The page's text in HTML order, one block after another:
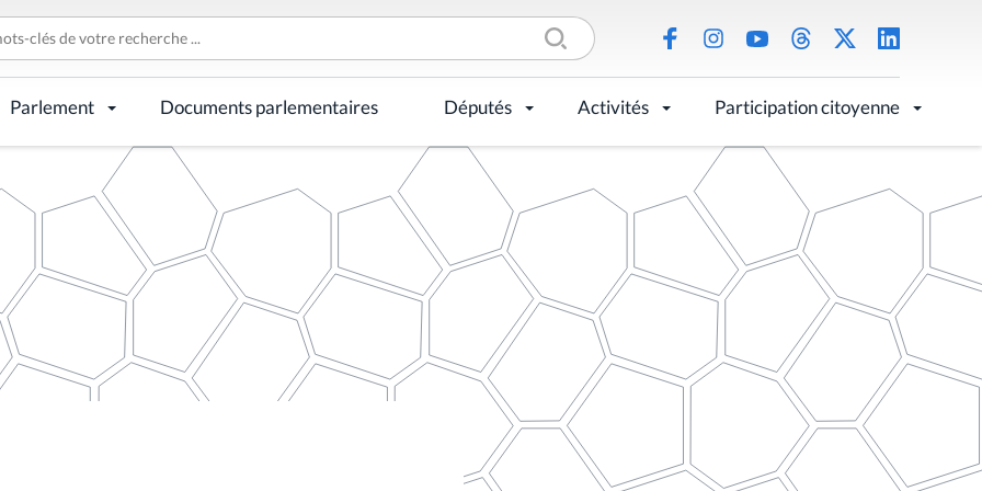
Parlement Documents parlementaires Députés Activités Participation citoyenne